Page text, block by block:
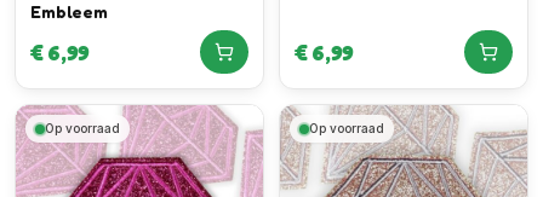
Embleem
€6,99 €6,99
Op voorraad Op voorraad